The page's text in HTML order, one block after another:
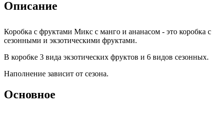
Описание
Коробка с фруктами Микс с манго и ананасом - это коробка с
сезонными и экзотическими фруктами.
В коробке 3 вида экзотических фруктов и 6 видов сезонных.
Наполнение зависит от сезона.
Основное